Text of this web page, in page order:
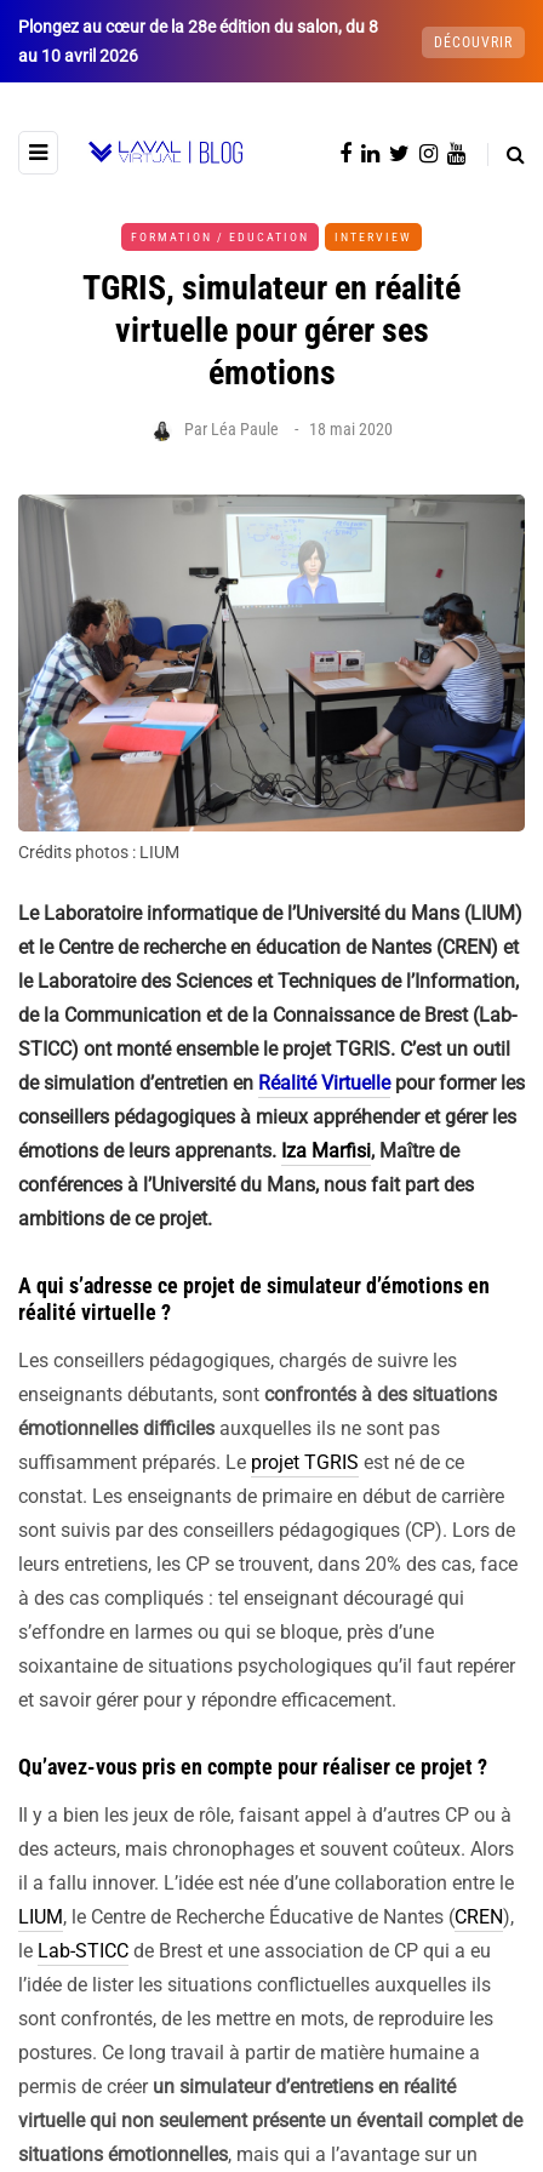
Plongez au cœur de la 28e édition du salon, du 8
au 10 avril 2026
DÉCOUVRIR
FORMATION / EDUCATION INTERVIEW
TGRIS, simulateur en réalité
virtuelle pour gérer ses
émotions
Par Léa Paule 18 mai 2020
Crédits photos : LIUM
Le Laboratoire informatique de l’Université du Mans (LIUM)
et le Centre de recherche en éducation de Nantes (CREN) et
le Laboratoire des Sciences et Techniques de l’Information,
de la Communication et de la Connaissance de Brest (Lab-
STICC) ont monté ensemble le projet TGRIS. C’est un outil
de simulation d’entretien en Réalité Virtuellepour former les
conseillers pédagogiques à mieux appréhender et gérer les
émotions de leurs apprenants. Iza Marfisi, Maître de
conférences à l’Université du Mans, nous fait part des
ambitions de ce projet.
A qui s’adresse ce projet de simulateur d’émotions en
réalité virtuelle ?
Les conseillers pédagogiques, chargés de suivre les
enseignants débutants, sont confrontés à des situations
émotionnelles difficiles auxquelles ils ne sont pas
suffisamment préparés. Le projet TGRIS est né de ce
constat. Les enseignants de primaire en début de carrière
sont suivis par des conseillers pédagogiques (CP). Lors de
leurs entretiens, les CP se trouvent, dans 20% des cas, face
à des cas compliqués : tel enseignant découragé qui
s’effondre en larmes ou qui se bloque, près d’une
soixantaine de situations psychologiques qu’il faut repérer
et savoir gérer pour y répondre efficacement.
Qu’avez-vous pris en compte pour réaliser ce projet ?
Il y a bien les jeux de rôle, faisant appel à d’autres CP ou à
des acteurs, mais chronophages et souvent coûteux. Alors
il a fallu innover. L’idée est née d’une collaboration entre le
LIUM, le Centre de Recherche Éducative de Nantes (CREN),
le Lab-STICC de Brest et une association de CP qui a eu
l’idée de lister les situations conflictuelles auxquelles ils
sont confrontés, de les mettre en mots, de reproduire les
postures. Ce long travail à partir de matière humaine a
permis de créer un simulateur d’entretiens en réalité
virtuelle qui non seulement présente un éventail complet de
situations émotionnelles, mais qui a l’avantage sur un